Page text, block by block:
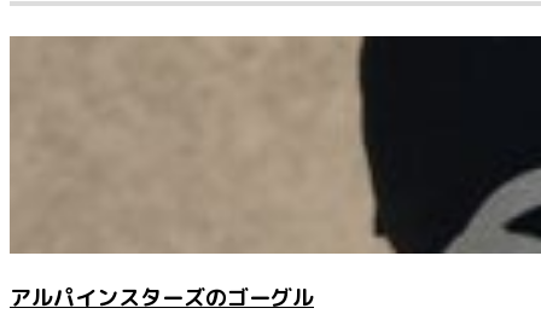
アルパインスターズのゴーグル